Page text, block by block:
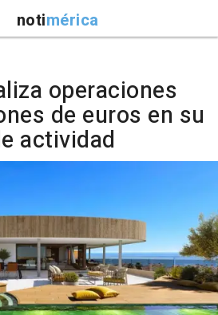
notimérica
operaciones
de euros en su
actividad